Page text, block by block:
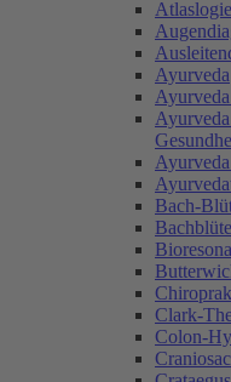
Ayurveda
Bach-
Clark-
Colon-